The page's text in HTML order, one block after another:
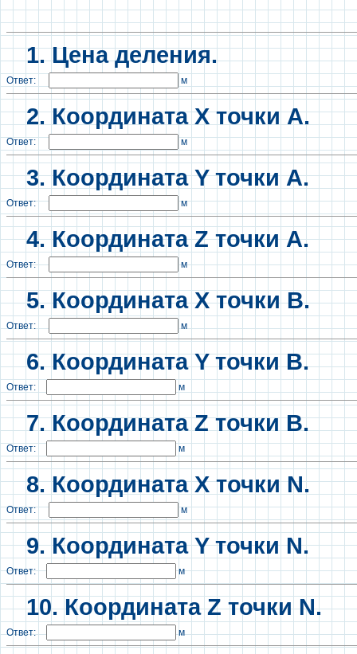
1. Цена деления.
Ответ: м
2.Координата X точки А.
Ответ: м
3. Координата Y точки А.
Ответ: м
4. Координата Z точки А.
Ответ: м
5. Координата X точки B.
Ответ: м
6. Координата Y точки B.
Ответ: м
7. Координата Z точки B.
Ответ: м
8. Координата X точки N.
Ответ: м
9.Координата Y точки N.
Ответ: м
10.Координата Z точки N.
Ответ: м